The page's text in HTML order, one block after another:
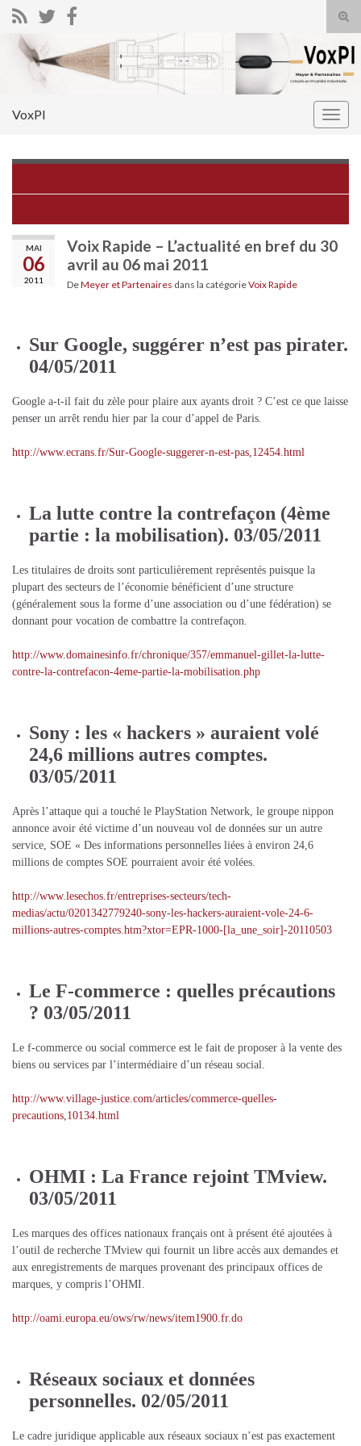
Search for:
VoxPI
MAI
06
2011
Voix Rapide – L’actualité en bref du 30
avril au 06 mai 2011
DeMeyer et Partenaires dans la catégorieVoix Rapide
Sur Google, suggérer n’est pas pirater.
04/05/2011
Google a-t-il fait du zèle pour plaire aux ayants droit ? C’est ce que laisse
penser un arrêt rendu hier par la cour d’appel de Paris.
http://www.ecrans.fr/Sur-Google-suggerer-n-est-pas,12454.html
La lutte contre la contrefaçon (4ème
partie : la mobilisation). 03/05/2011
Les titulaires de droits sont particulièrement représentés puisque la
plupart des secteurs de l’économie bénéficient d’une structure
(généralement sous la forme d’une association ou d’une fédération) se
donnant pour vocation de combattre la contrefaçon.
http://www.domainesinfo.fr/chronique/357/emmanuel-gillet-la-lutte-
contre-la-contrefacon-4eme-partie-la-mobilisation.php
Sony : les « hackers » auraient volé
24,6 millions autres comptes.
03/05/2011
Après l’attaque qui a touché le PlayStation Network, le groupe nippon
annonce avoir été victime d’un nouveau vol de données sur un autre
service, SOE « Des informations personnelles liées à environ 24,6
millions de comptes SOE pourraient avoir été volées.
http://www.lesechos.fr/entreprises-secteurs/tech-
medias/actu/0201342779240-sony-les-hackers-auraient-vole-24-6-
millions-autres-comptes.htm?xtor=EPR-1000-[la_une_soir]-20110503
Le F-commerce : quelles précautions
? 03/05/2011
Le f-commerce ou social commerce est le fait de proposer à la vente des
biens ou services par l’intermédiaire d’un réseau social.
http://www.village-justice.com/articles/commerce-quelles-
precautions,10134.html
OHMI : La France rejoint TMview.
03/05/2011
Les marques des offices nationaux français ont à présent été ajoutées à
l’outil de recherche TMview qui fournit un libre accès aux demandes et
aux enregistrements de marques provenant des principaux offices de
marques, y compris l’OHMI.
http://oami.europa.eu/ows/rw/news/item1900.fr.do
Réseaux sociaux et données
personnelles. 02/05/2011
Le cadre juridique applicable aux réseaux sociaux n’est pas exactement